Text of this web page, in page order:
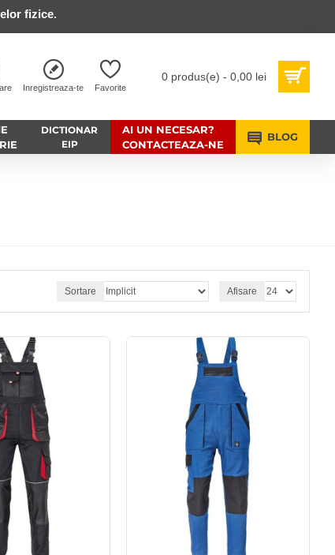
fizice.
Inregistreaza-te Favorite
0 produs(e) - 0,00 lei
DICTIONAR
EIP
AI UN NECESAR?
CONTACTEAZA-NE
BLOG
Sortare Afisare